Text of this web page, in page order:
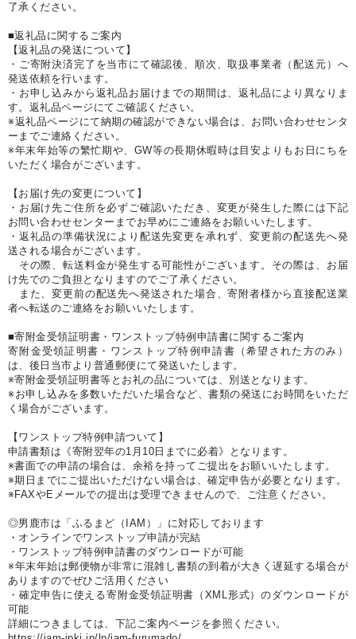
了承ください。
■返礼品に関するご案内
【返礼品の発送について】
・ご寄附決済完了を当市にて確認後、順次、取扱事業者（配送元）へ
発送依頼を行います。
・お申し込みから返礼品お届けまでの期間は、返礼品により異なりま
す。返礼品ページにてご確認ください。
※返礼品ページにて納期の確認ができない場合は、お問い合わせセンタ
ーまでご連絡ください。
※年末年始等の繁忙期や、GW等の長期休暇時は目安よりもお日にちを
いただく場合がございます。
【お届け先の変更について】
・お届け先ご住所を必ずご確認いただき、変更が発生した際には下記
お問い合わせセンターまでお早めにご連絡をお願いいたします。
・返礼品の準備状況により配送先変更を承れず、変更前の配送先へ発
送される場合がございます。
その際、転送料金が発生する可能性がございます。その際は、お届
け先でのご負担となりますのでご了承ください。
また、変更前の配送先へ発送された場合、寄附者様から直接配送業
者へ転送のご連絡をお願いいたします。
■寄附金受領証明書・ワンストップ特例申請書に関するご案内
寄附金受領証明書・ワンストップ特例申請書（希望された方のみ）
は、後日当市より普通郵便にて発送いたします。
※寄附金受領証明書等とお礼の品については、別送となります。
※お申し込みを多数いただいた場合など、書類の発送にお時間をいただ
く場合がございます。
【ワンストップ特例申請ついて】
申請書類は《寄附翌年の1月10日までに必着》となります。
※書面での申請の場合は、余裕を持ってご提出をお願いいたします。
※期日までにご提出いただけない場合は、確定申告が必要となります。
※FAXやEメールでの提出は受理できませんので、ご注意ください。
◎男鹿市は「ふるまど（IAM）」に対応しております
・オンラインでワンストップ申請が完結
・ワンストップ特例申請書のダウンロードが可能
※年末年始は郵便物が非常に混雑し書類の到着が大きく遅延する場合が
ありますのでぜひご活用ください
・確定申告に使える寄附金受領証明書（XML形式）のダウンロードが
可能
詳細につきましては、下記ご案内ページを参照ください。